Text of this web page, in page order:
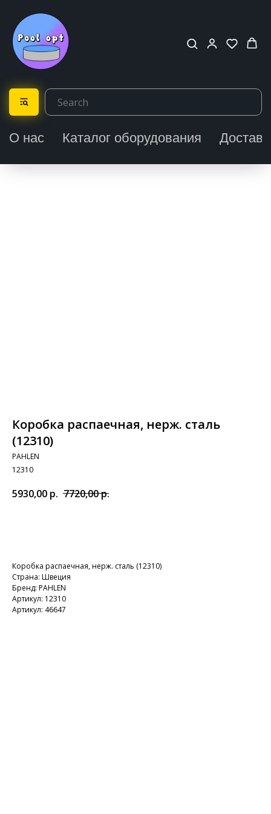
О нас Каталог оборудования
Коробка распаечная, нерж. сталь
(12310)
PAHLEN
12310
5930,00 р. 7720,00р.
Коробка распаечная, нерж. сталь (12310)
Страна: Швеция
Бренд: PAHLEN
Артикул: 12310
Артикул: 46647